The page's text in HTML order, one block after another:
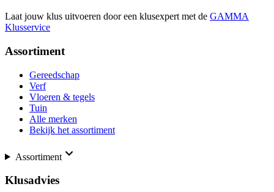
Laat jouw klus uitvoeren door een klusexpert met de GAMMA
Klusservice
Assortiment
Gereedschap
Verf
Vloeren & tegels
Tuin
Alle merken
Bekijk het assortiment
Assortiment
Klusadvies